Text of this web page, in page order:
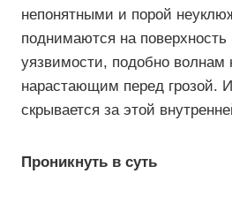
непонятными и порой
поднимаются на
уязвимости, подобно волнам
нарастающим перед грозой.
скрывается за этой
Проникнуть в суть